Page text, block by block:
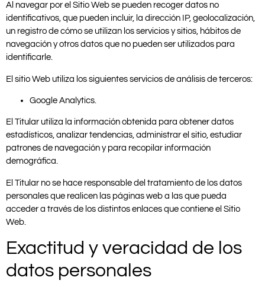
Al navegar por el Sitio Web se pueden recoger datos no
identificativos, que pueden incluir, la dirección IP, geolocalización,
un registro de cómo se utilizan los servicios y sitios, hábitos de
navegación y otros datos que no pueden ser utilizados para
identificarle.
El sitio Web utiliza los siguientes servicios de análisis de terceros:
Google Analytics.
El Titular utiliza la información obtenida para obtener datos
estadísticos, analizar tendencias, administrar el sitio, estudiar
patrones de navegación y para recopilar información
demográfica.
El Titular no se hace responsable del tratamiento de los datos
personales que realicen las páginas web a las que pueda
acceder a través de los distintos enlaces que contiene el Sitio
Web.
Exactitud y veracidad de los
datos personales